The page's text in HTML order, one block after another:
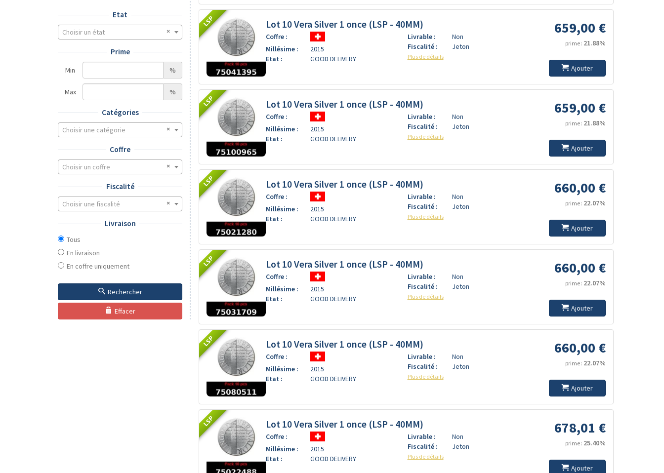
Etat
Choisir un état
Prime
Min %
Max %
Catégories
Choisir une catégorie
Coffre
Choisir un coffre
Fiscalité
Choisir une fiscalité
Livraison
Tous
En livraison
En coffre uniquement
Rechercher
Effacer
LSP Lot 10 Vera Silver 1 once (LSP - 40MM)
Coffre :
Millésime :
2015
Etat :
GOOD DELIVERY
Livrable :
Non
Fiscalité :
Jeton
Plus de détails
659,00 €
prime : 21.88%
Ajouter
LSP Lot 10 Vera Silver 1 once (LSP - 40MM)
Coffre :
Millésime :
2015
Etat :
GOOD DELIVERY
Livrable :
Non
Fiscalité :
Jeton
Plus de détails
659,00 €
prime : 21.88%
Ajouter
LSP Lot 10 Vera Silver 1 once (LSP - 40MM)
Coffre :
Millésime :
2015
Etat :
GOOD DELIVERY
Livrable :
Non
Fiscalité :
Jeton
Plus de détails
660,00 €
prime : 22.07%
Ajouter
LSP Lot 10 Vera Silver 1 once (LSP - 40MM)
Coffre :
Millésime :
2015
Etat :
GOOD DELIVERY
Livrable :
Non
Fiscalité :
Jeton
Plus de détails
660,00 €
prime : 22.07%
Ajouter
LSP Lot 10 Vera Silver 1 once (LSP - 40MM)
Coffre :
Millésime :
2015
Etat :
GOOD DELIVERY
Livrable :
Non
Fiscalité :
Jeton
Plus de détails
660,00 €
prime : 22.07%
Ajouter
LSP Lot 10 Vera Silver 1 once (LSP - 40MM)
Coffre :
Millésime :
2015
Etat :
GOOD DELIVERY
Livrable :
Non
Fiscalité :
Jeton
Plus de détails
678,01 €
prime : 25.40%
Ajouter